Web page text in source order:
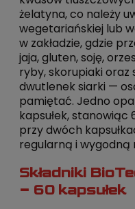
żelatyna, co należy
wegetariańskiej lub
w zakładzie, gdzie
jaja, gluten, soję,
ryby, skorupiaki oraz
dwutlenek siarki —
pamiętać. Jedno
kapsułek,
przy dwóch
regularną i
Składniki
– 60 kapsułek